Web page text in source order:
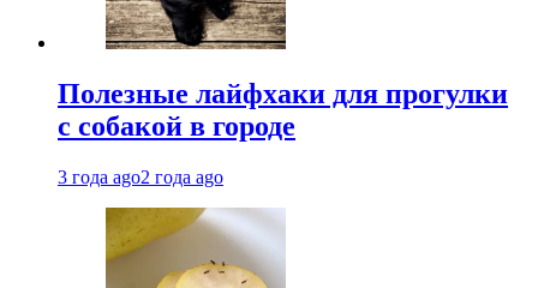
Полезные лайфхаки для прогулки
с собакой в городе
3 года ago2 года ago